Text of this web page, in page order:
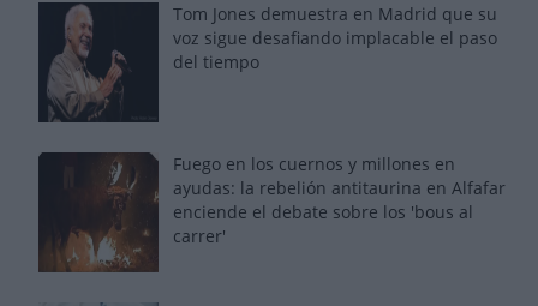
Tom Jones demuestra en Madrid que su
voz sigue desafiando implacable el paso
del tiempo
Fuego en los cuernos y millones en
ayudas: la rebelión antitaurina en Alfafar
enciende el debate sobre los 'bous al
carrer'